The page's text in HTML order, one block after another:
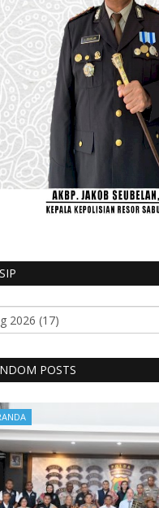
POSTS